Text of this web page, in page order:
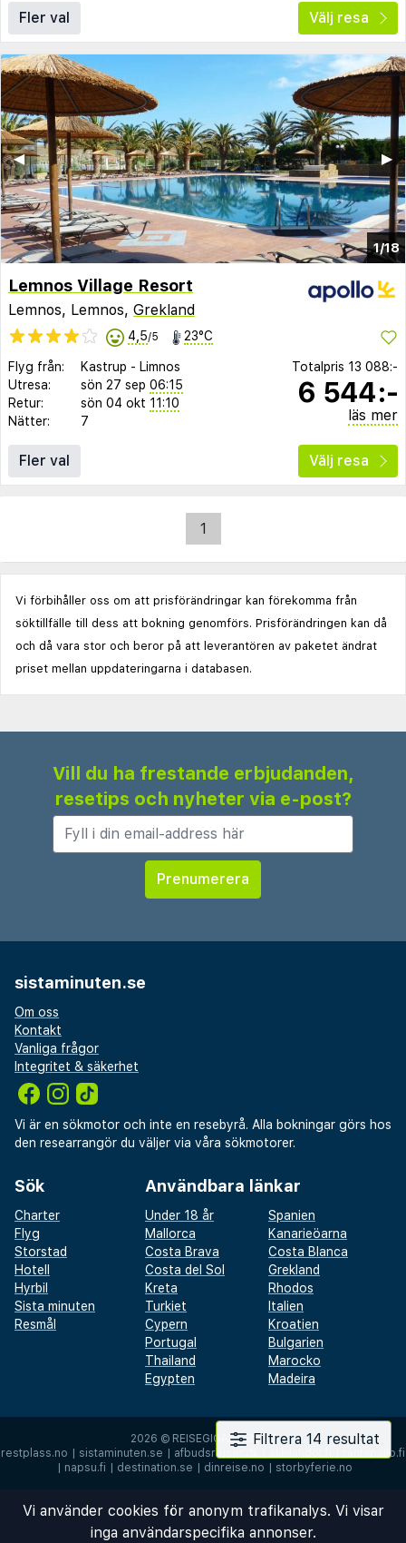
Fler val Välj resa
1/18
▶︎
◀︎
Lemnos Village Resort
Lemnos, Lemnos, Grekland
4,5/5 23°C
Flyg från: Kastrup - Limnos
Utresa:
sön 27 sep 06:15
Retur:
sön 04 okt 11:10
Nätter:
7
Totalpris 13 088:-
6 544:-
läs mer
Fler val Välj resa
1
Vi förbihåller oss om att prisförändringar kan förekomma från
söktillfälle till dess att bokning genomförs. Prisförändringen kan då
och då vara stor och beror på att leverantören av paketet ändrat
priset mellan uppdateringarna i databasen.
Filtrera 14 resultat
Vill du ha frestande erbjudanden,
resetips och nyheter via e-post?
sistaminuten.se
Om oss
Kontakt
Vanliga frågor
Integritet & säkerhet
Vi är en sökmotor och inte en resebyrå. Alla bokningar görs hos
den researrangör du väljer via våra sökmotorer.
Sök
Charter
Flyg
Storstad
Hotell
Hyrbil
Sista minuten
Resmål
Användbara länkar
Under 18 år
Spanien
Mallorca
Kanarieöarna
Costa Brava
Costa Blanca
Costa del Sol
Grekland
Kreta
Rhodos
Turkiet
Italien
Cypern
Kroatien
Portugal
Bulgarien
Thailand
Marocko
Egypten
Madeira
2026 © REISEGIGANTEN AS
restplass.no | sistaminuten.se | afbudsrejser.dk
rantapallo.fi
| napsu.fi | destination.se | dinreise.no | storbyferie.no
Vi använder cookies för anonym trafikanalys. Vi visar
inga användarspecifika annonser.